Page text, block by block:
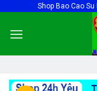
content
Shop Bao Cao